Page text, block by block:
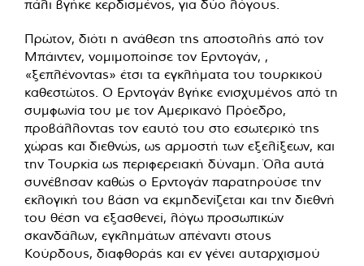
πάλι βγήκε κερδισμένος, για δύο λόγους.
Πρώτον, διότι η ανάθεση της αποστολής από τον
Μπάιντεν, νομιμοποίησε τον Ερντογάν, ,
«ξεπλένοντας» έτσι τα εγκλήματα του τουρκικού
καθεστώτος. Ο Ερντογάν βγήκε ενισχυμένος από τη
συμφωνία του με τον Αμερικανό Πρόεδρο,
προβάλλοντας τον εαυτό του στο εσωτερικό της
χώρας και διεθνώς, ως αρμοστή των εξελίξεων, και
την Τουρκία ως περιφερειακή δύναμη. Όλα αυτά
συνέβησαν καθώς ο Ερντογάν παρατηρούσε την
εκλογική του βάση να εκμηδενίζεται και την διεθνή
του θέση να εξασθενεί, λόγω προσωπικών
σκανδάλων, εγκλημάτων απέναντι στους
Κούρδους, διαφθοράς και εν γένει αυταρχισμού